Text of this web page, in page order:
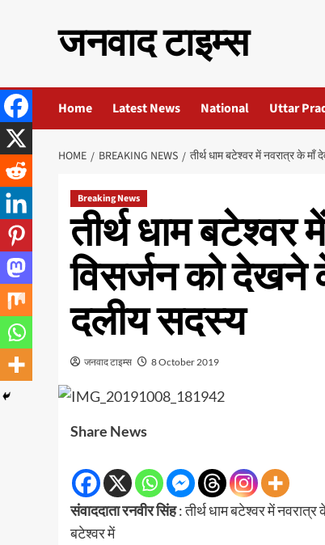
जनवाद टाइम्स
Home Latest News National Uttar
HOME BREAKING NEWS तीर्थ धाम बटेश्वर में नवरात्र के
Breaking News
तीर्थ धाम बटेश्वर
विसर्जन को
दलीय सदस्य
जनवाद टाइम्स 8 October 2019
Share News
संवाददाता रनवीर सिंह: तीर्थ धाम बटेश्वर में
बटेश्वर में